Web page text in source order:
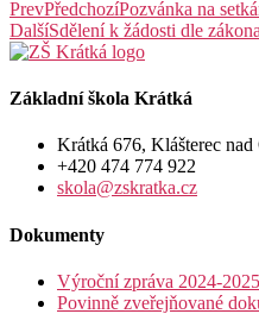
PrevPředchozíPozvánka na
DalšíSdělení k žádosti dle
Základní škola Krátká
Krátká 676, Klášterec nad
+420 474 774 922
skola@zskratka.cz
Dokumenty
Výroční zpráva 2024-2025
Povinně zveřejňované